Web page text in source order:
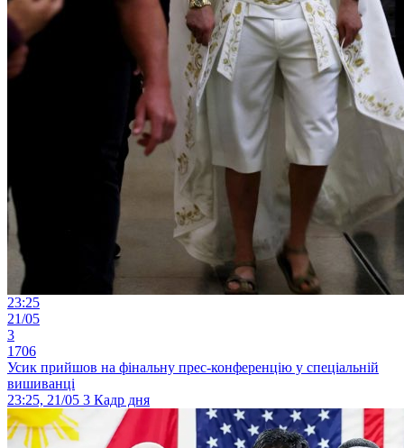
23:25
21/05
3
1706
Усик прийшов на фінальну прес-конференцію у спеціальній
вишиванці
23:25, 21/05 3 Кадр дня